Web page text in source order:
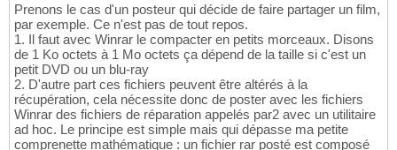
Prenons le cas d'un posteur qui décide de faire partager un film,
par exemple. Ce n'est pas de tout repos.
1. Il faut avec Winrar le compacter en petits morceaux. Disons
de 1 Ko octets à 1 Mo octets ça dépend de la taille si c'est un
petit DVD ou un blu-ray
2. D'autre part ces fichiers peuvent être altérés à la
récupération, cela nécessite donc de poster avec les fichiers
Winrar des fichiers de réparation appelés par2 avec un utilitaire
ad hoc. Le principe est simple mais qui dépasse ma petite
comprenette mathématique : un fichier rar posté est composé